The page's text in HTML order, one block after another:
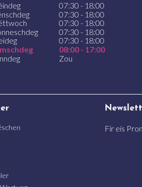
07:30 - 18:00
07:30 - 18:00
07:30 - 18:00
07:30 - 18:00
07:30 - 18:00
08:00 - 17:00
Zou
Fir eis